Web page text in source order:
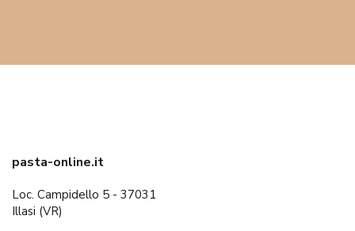
pasta-online.it
Loc. Campidello 5 - 37031
Illasi (VR)